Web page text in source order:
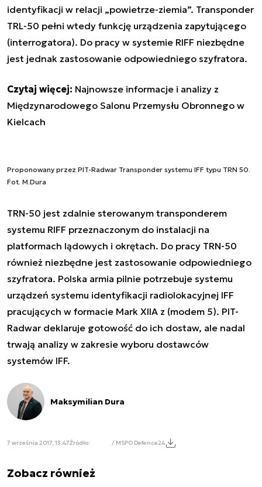
identyfikacji w relacji „powietrze-ziemia”. Transponder
TRL-50 pełni wtedy funkcję urządzenia zapytującego
(interrogatora). Do pracy w systemie RIFF niezbędne
jest jednak zastosowanie odpowiedniego szyfratora.
Czytaj więcej: Najnowsze informacje i analizy z
Międzynarodowego Salonu Przemysłu Obronnego w
Kielcach
Proponowany przez PIT-Radwar Transponder systemu IFF typu TRN 50.
Fot. M.Dura
TRN-50 jest zdalnie sterowanym transponderem
systemu RIFF przeznaczonym do instalacji na
platformach lądowych i okrętach. Do pracy TRN-50
również niezbędne jest zastosowanie odpowiedniego
szyfratora. Polska armia pilnie potrzebuje systemu
urządzeń systemu identyfikacji radiolokacyjnej IFF
pracujących w formacie Mark XIIA z (modem 5). PIT-
Radwar deklaruje gotowość do ich dostaw, ale nadal
trwają analizy w zakresie wyboru dostawców
systemów IFF.
Maksymilian Dura
7 września 2017, 13:47Źródło: / MSPO Defence24
Zobacz również